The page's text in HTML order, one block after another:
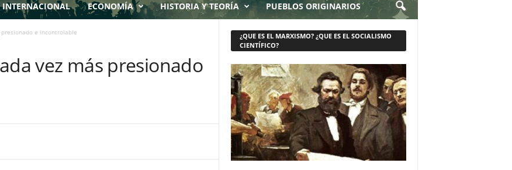
INTERNACIONAL ECONOMÍA HISTORIA Y TEORÍA PUEBLOS ORIGINARIOS
presionado e incontrolable
vez más presionado
¿QUE ES EL MARXISMO? ¿QUE ES EL SOCIALISMO
CIENTÍFICO?